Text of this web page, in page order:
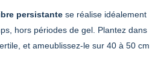
persistante se réalise idéalement
hors périodes de gel. Plantez dans
et ameublissez-le sur 40 à 50 cm